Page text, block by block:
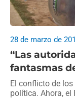
“Las
fantasmas
28 de marzo de
El conflicto de
política. Ahora, el